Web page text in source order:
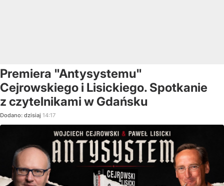
Premiera "Antysystemu"
Cejrowskiego i Lisickiego. Spotkanie
z czytelnikami w Gdańsku
Dodano: dzisiaj 14:17